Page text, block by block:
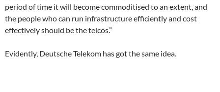
period of time it will become commoditised to an extent, and
the people who can run infrastructure efficiently and cost
effectively should be the telcos.”
Evidently, Deutsche Telekom has got the same idea.